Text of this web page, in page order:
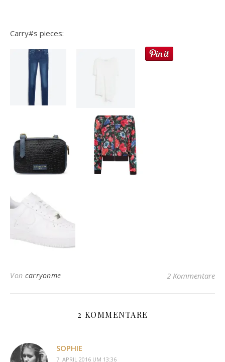
Carry#s pieces:
Von carryonme 2 Kommentare
2 KOMMENTARE
SOPHIE
7. APRIL 2016 UM 13:36